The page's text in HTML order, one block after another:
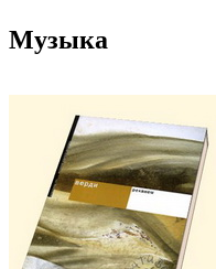
Музыка